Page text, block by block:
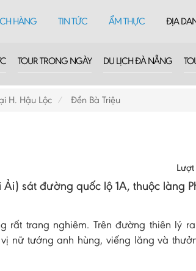
HÀNG TIN TỨC ẨM THỰC ĐỊA
TOUR TRONG NGÀY DU LỊCH ĐÀ NẴNG
H. Hậu Lộc Đền Bà Triệu
Lượt
sát đường quốc lộ 1A, thuộc làng
trang nghiêm. Trên đường thiên lý
nữ tướng anh hùng, viếng lăng và